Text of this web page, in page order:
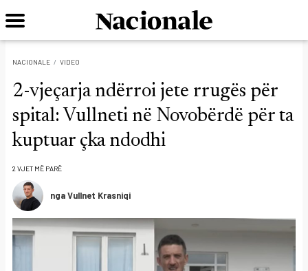
NACIONALE VIDEO
2-vjeçarja ndërroi jete rrugës për
spital: Vullneti në Novobërdë për ta
kuptuar çka ndodhi
2 VJET MË PARË
nga Vullnet Krasniqi